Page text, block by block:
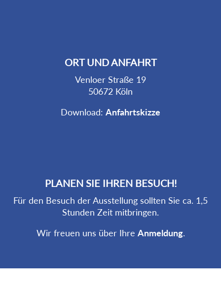
ORT UND ANFAHRT
Venloer Straße 19
50672 Köln
Download: Anfahrtskizze
PLANEN SIE IHREN BESUCH!
Für den Besuch der Ausstellung sollten Sie ca. 1,5
Stunden Zeit mitbringen.
Wir freuen uns über Ihre Anmeldung.